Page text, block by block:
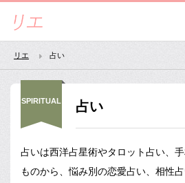
リエ 占い
SPIRITUAL 占い
占いは西洋占星術やタロット占い、
ものから、悩み別の恋愛占い、相性